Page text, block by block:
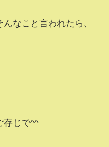
なこと言われたら、
存じで^^